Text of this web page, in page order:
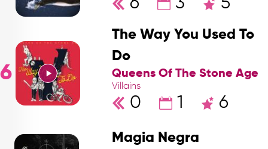
6
The Way You Used To
Do
Queens Of The Stone Age
Villains
0 1 6
Magia Negra